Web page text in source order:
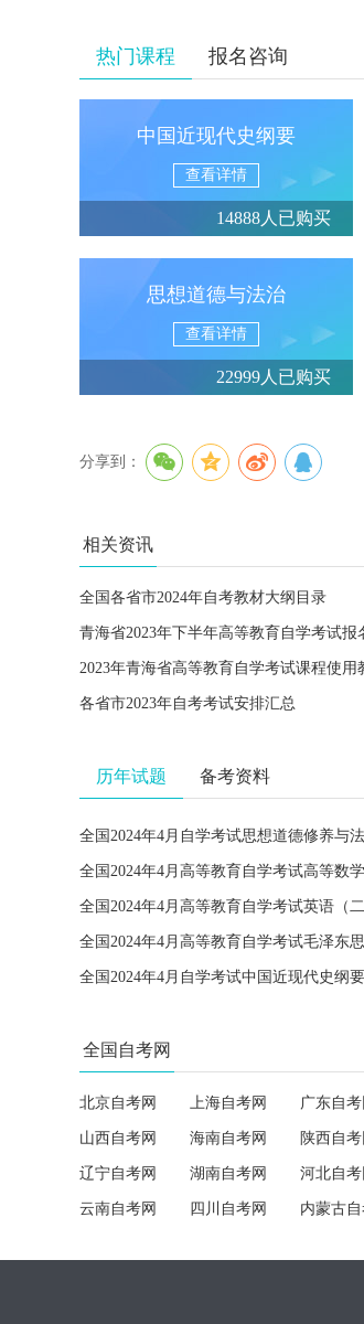
热门课程 报名咨询
中国近现代史纲要
查看详情
14888人已购买
思想道德与法治
查看详情
22999人已购买
分享到：
相关资讯
全国各省市2024年自考教材大纲目录
青海省2023年下半年高等教育自学考试报
2023年青海省高等教育自学考试课程使用
各省市2023年自考考试安排汇总
历年试题 备考资料
全国2024年4月自学考试思想道德修养与
全国2024年4月高等教育自学考试高等数
全国2024年4月高等教育自学考试英语（
全国2024年4月自学考试中国近现代史纲
全国自考网
北京自考网 上海自考网 广东自考
山西自考网 海南自考网 陕西自考
辽宁自考网 湖南自考网 河北自考
云南自考网 四川自考网 内蒙古自